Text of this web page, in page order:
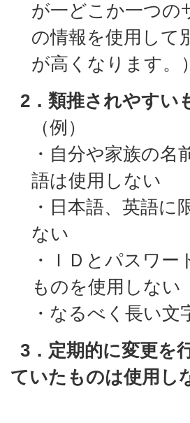
が一どこか一つの
の情報を使用して
が高くなります。）
2．類推されやすい
（例）
・自分や家族の
語は使用しない
・日本語、英語
ない
・ＩＤとパスワ
ものを使用しない
・なるべく長い文
3．定期的に変更を
ていたものは使用し